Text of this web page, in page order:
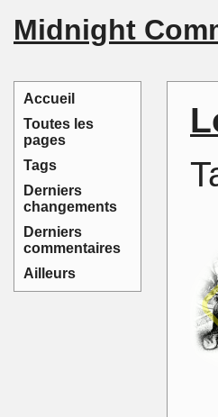
Accueil
Toutes les
pages
Tags
Derniers
changements
Derniers
commentaires
Ailleurs
Midnight